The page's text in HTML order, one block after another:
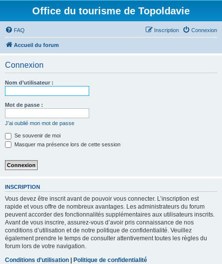
Office du tourisme de Topoldavie
FAQ Connexion
Inscription
Accueil du forum
Connexion
Nom d’utilisateur :
Mot de passe :
J’ai oublié mon mot de passe
Se souvenir de moi
Masquer ma présence lors de cette session
INSCRIPTION
Vous devez être inscrit avant de pouvoir vous connecter. L’inscription est
rapide et vous offre de nombreux avantages. Les administrateurs du forum
peuvent accorder des fonctionnalités supplémentaires aux utilisateurs inscrits.
Avant de vous inscrire, assurez-vous d’avoir pris connaissance de nos
conditions d’utilisation et de notre politique de confidentialité. Veuillez
également prendre le temps de consulter attentivement toutes les règles du
forum lors de votre navigation.
Conditions d’utilisation | Politique de confidentialité